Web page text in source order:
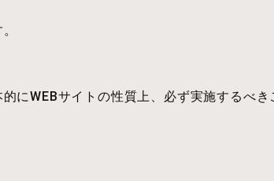
にWEBサイトの性質上、必ず実施するべき